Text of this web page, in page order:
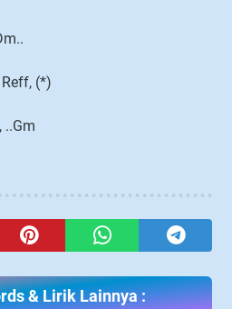
(*)
..Gm
& Lirik Lainnya :